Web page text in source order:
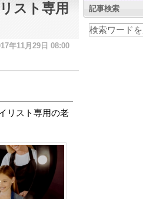
スト専用
年11月29日 08:00
リスト専用の老
記事検索